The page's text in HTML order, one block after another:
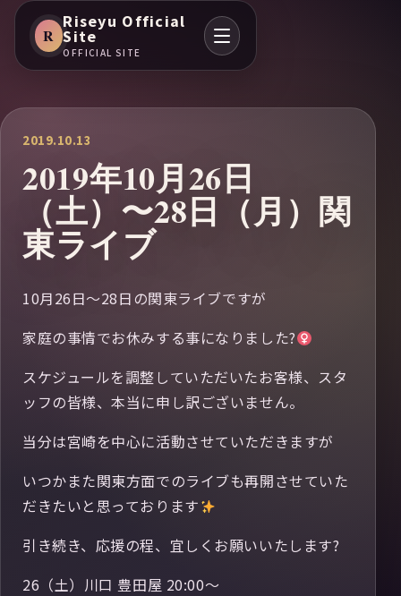
R
Riseyu Official
Site
OFFICIAL SITE
2019.10.13
2019年10月26日
（土）〜28日（月）関
東ライブ
10月26日〜28日の関東ライブですが
家庭の事情でお休みする事になりました?‍
スケジュールを調整していただいたお客様、スタ
ッフの皆様、本当に申し訳ございません。
当分は宮崎を中心に活動させていただきますが
いつかまた関東方面でのライブも再開させていた
だきたいと思っております
引き続き、応援の程、宜しくお願いいたします?
26（土）川口 豊田屋 20:00〜